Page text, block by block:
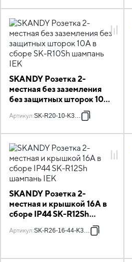
SKANDY Розетка 2-
местная без заземления
без защитных шторок 10А
в сборе SK-R10Sh шампань
IEK
Артикул:SK-R20-10-K37-F
SKANDY Розетка 2-
местная и крышкой 16А в
сборе IP44 SK-R12Sh
Артикул:SK-R26-16-44-K37-F